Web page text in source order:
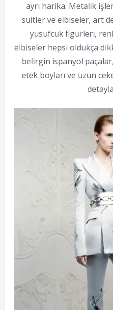
ayrı harika. Metalik
süitler ve elbiseler, art
yusufcuk figürleri,
elbiseler hepsi oldukça
belirgin ispanyol
etek boyları ve uzun